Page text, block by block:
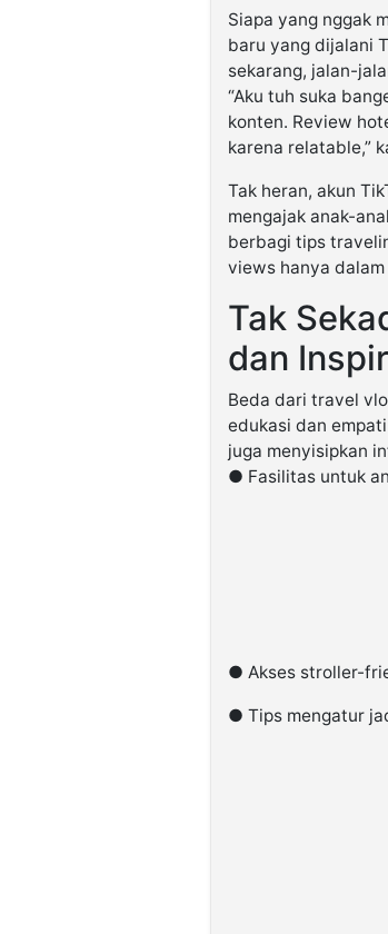
Siapa yang nggak
baru yang dijalani
sekarang, jalan-
“Aku tuh suka
konten. Review
karena relatable,”
Tak heran, akun
mengajak anak-
berbagi tips
views hanya
Tak
dan
Beda dari travel
edukasi dan
juga menyisipkan
● Fasilitas untuk
● Akses stroller-
● Tips mengatur